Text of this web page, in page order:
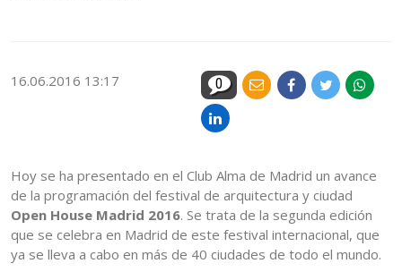
16.06.2016 13:17 0
Hoy se ha presentado en el Club Alma de Madrid un avance
de la programación del festival de arquitectura y ciudad
Open House Madrid 2016. Se trata de la segunda edición
que se celebra en Madrid de este festival internacional, que
ya se lleva a cabo en más de 40 ciudades de todo el mundo.